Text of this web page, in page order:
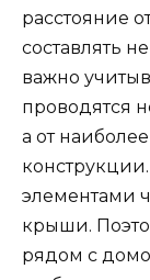
расстояние
составлять
важно
проводятся
а от
элементами
крыши.
рядом с